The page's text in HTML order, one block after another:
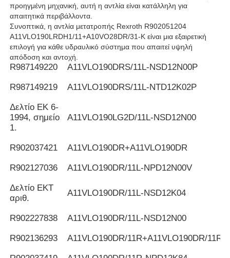
Υδραυλική αντλία Yuken
προηγμένη μηχανική, αυτή η αντλία είναι κατάλληλη για
απαιτητικά περιβάλλοντα.
Συνοπτικά, η αντλία μετατροπής Rexroth R902051204
A11VLO190LRDH1/11+A10VO28DR/31-K είναι μια εξαιρετική
επιλογή για κάθε υδραυλικό σύστημα που απαιτεί υψηλή
απόδοση και αντοχή.
R987149220 Α11VLO190DRS/11L-NSD12N00P
R987149219 Α11VLO190DRS/11L-NTD12K02P
Δελτίο ΕΚ 6-
1994, σημείο
1.
Α11VLO190LG2D/11L-NSD12N00
R902037421 Α11VLO190DR+A11VLO190DR
R902127036 Α11VLO190DR/11L-NPD12N00V
Δελτίο ΕΚΤ
αριθ.
Α11VLO190DR/11L-NSD12K04
R902227838 Α11VLO190DR/11L-NSD12N00
R902136293 Α11VLO190DR/11R+A11VLO190DR/11R